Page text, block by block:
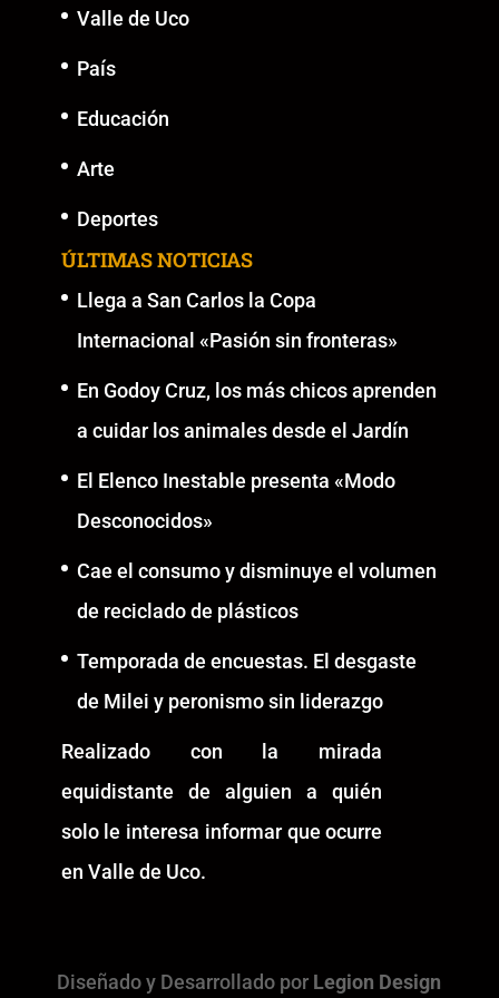
Valle de Uco
País
Educación
Arte
Deportes
ÚLTIMAS NOTICIAS
Llega a San Carlos la Copa
Internacional «Pasión sin fronteras»
En Godoy Cruz, los más chicos aprenden
a cuidar los animales desde el Jardín
El Elenco Inestable presenta «Modo
Desconocidos»
Cae el consumo y disminuye el volumen
de reciclado de plásticos
Temporada de encuestas. El desgaste
de Milei y peronismo sin liderazgo
Realizado con la mirada
equidistante de alguien a quién
solo le interesa informar que ocurre
en Valle de Uco.
Diseñado y Desarrollado por Legion Design